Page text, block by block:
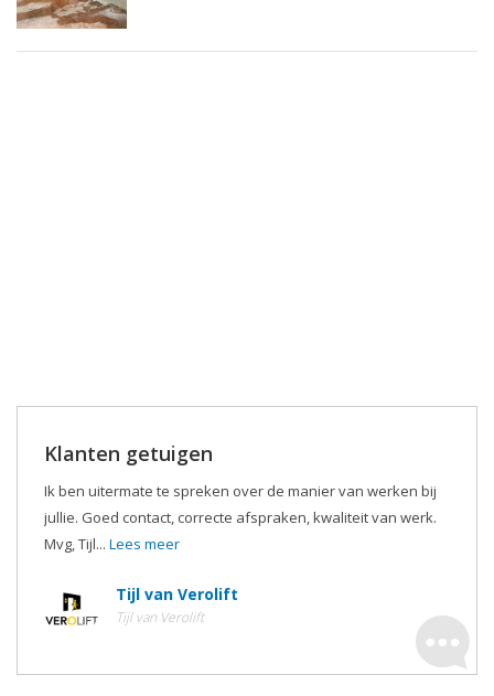
Klanten getuigen
Ik ben uitermate te spreken over de manier van werken bij
jullie. Goed contact, correcte afspraken, kwaliteit van werk.
Mvg, Tijl... Lees meer
Tijl van Verolift
Tijl van Verolift